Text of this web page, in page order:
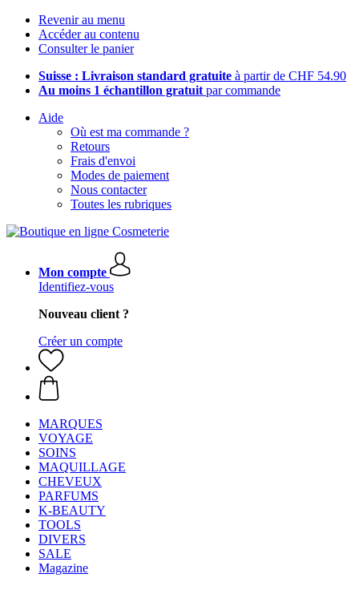
Revenir au menu
Accéder au contenu
Consulter le panier
Suisse : Livraison standard gratuite à partir de CHF 54.90
Au moins 1 échantillon gratuit par commande
Aide
Où est ma commande ?
Retours
Frais d'envoi
Modes de paiement
Nous contacter
Toutes les rubriques
Mon compte
Identifiez-vous
Nouveau client ?
Créer un compte
MARQUES
VOYAGE
SOINS
MAQUILLAGE
CHEVEUX
PARFUMS
K-BEAUTY
TOOLS
DIVERS
SALE
Magazine